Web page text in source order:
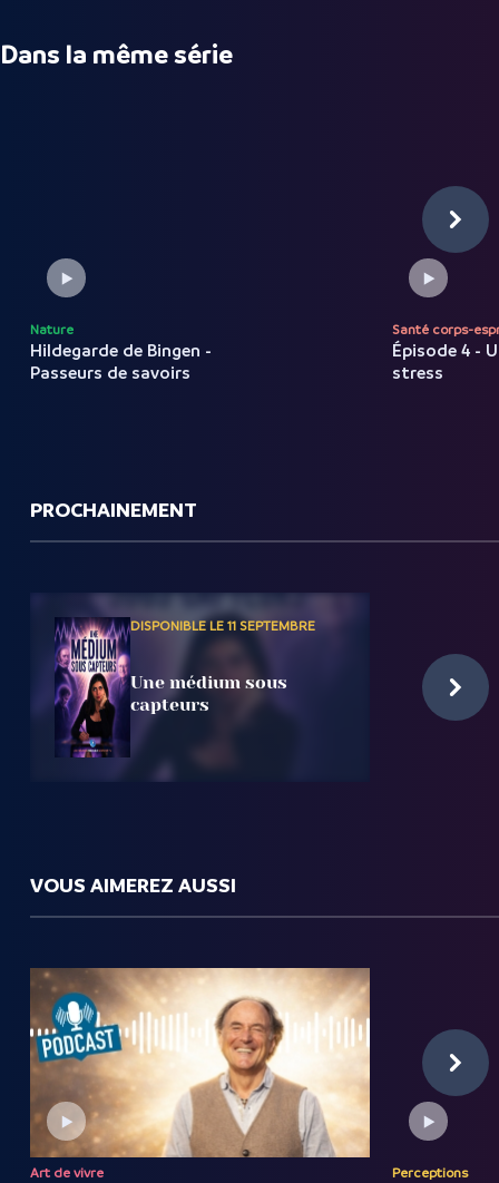
Dans la même série
Nature
Hildegarde de Bingen -
Passeurs de savoirs
Santé corps-
Épisode 4 -
stress
PROCHAINEMENT
DISPONIBLE LE 11 SEPTEMBRE
Une médium sous
capteurs
VOUS AIMEREZ AUSSI
Art de vivre Perceptions